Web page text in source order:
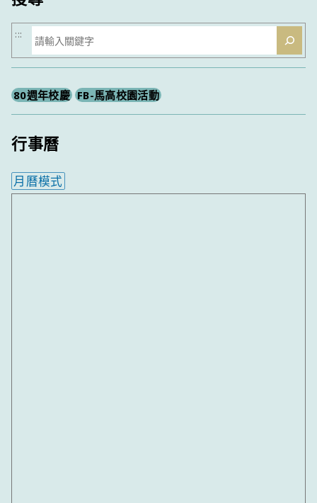
搜
尋
:::
80週年校慶 FB-馬高校園活動
行事曆
月曆模式